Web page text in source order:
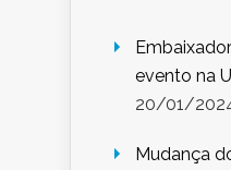
evento na
20/01/
Mudança